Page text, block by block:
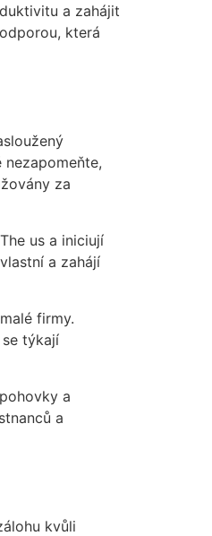
a zahájit
která
za
us a iniciují
a zahájí
firmy.
týkají
a
a
kvůli